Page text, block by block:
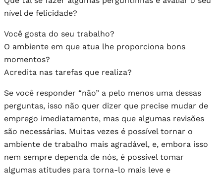
nível de felicidade?
Você gosta do seu trabalho?
O ambiente em que atua lhe proporciona bons
momentos?
Acredita nas tarefas que realiza?
Se você responder “não” a pelo menos uma dessas
perguntas, isso não quer dizer que precise mudar de
emprego imediatamente, mas que algumas revisões
são necessárias. Muitas vezes é possível tornar o
ambiente de trabalho mais agradável, e, embora isso
nem sempre dependa de nós, é possível tomar
algumas atitudes para torna-lo mais leve e